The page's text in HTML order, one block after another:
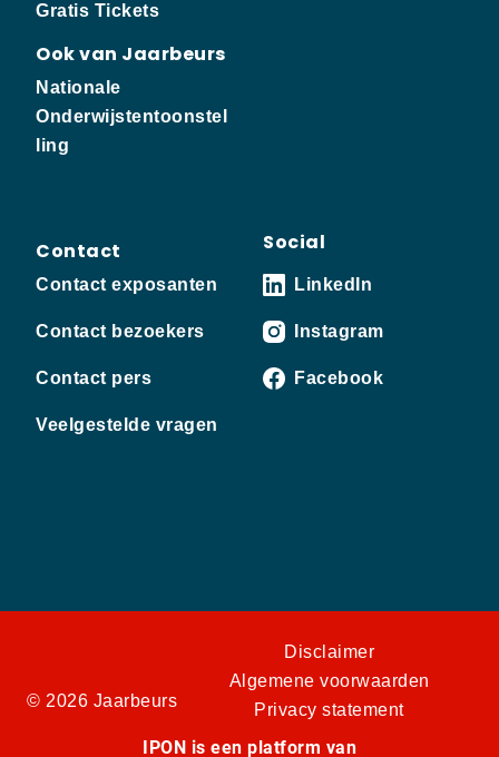
Gratis Tickets
Ook van Jaarbeurs
Nationale
Onderwijstentoonstel
ling
Contact
Contact exposanten
Contact bezoekers
Contact pers
Veelgestelde vragen
Social
LinkedIn
Instagram
Facebook
© 2026 Jaarbeurs
Disclaimer
Algemene voorwaarden
Privacy statement
IPON is een platform van